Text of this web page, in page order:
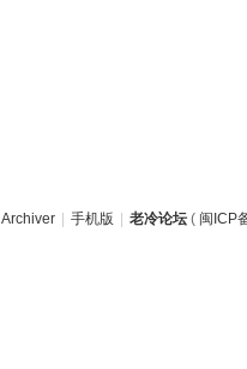
Archiver 手机版 老冷论坛( 闽ICP